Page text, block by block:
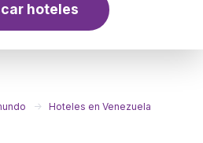
hoteles
Hoteles en Venezuela